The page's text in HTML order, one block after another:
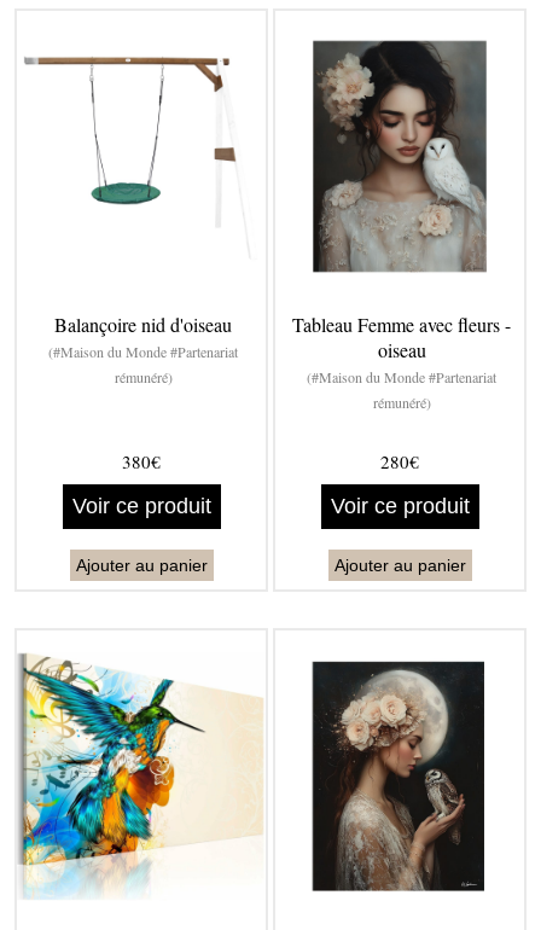
Balançoire nid d'oiseau
(#Maison du Monde #Partenariat
rémunéré)
380€
Voir ce produit
Ajouter au panier
Tableau Femme avec fleurs -
oiseau
(#Maison du Monde #Partenariat
rémunéré)
280€
Voir ce produit
Ajouter au panier